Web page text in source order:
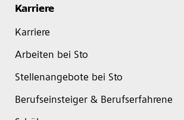
Karriere
Karriere
Arbeiten bei Sto
Stellenangebote bei Sto
Berufseinsteiger & Berufserfahrene